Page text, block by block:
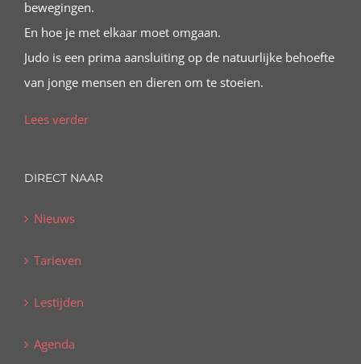
bewegingen.
En hoe je met elkaar moet omgaan.
Judo is een prima aansluiting op de natuurlijke behoefte
van jonge mensen en dieren om te stoeien.
Lees verder
DIRECT NAAR
Nieuws
Tarieven
Lestijden
Agenda